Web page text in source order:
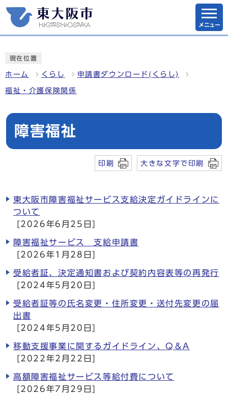
メニュー
現在位置
ホーム くらし 申請書ダウンロード(くらし)
福祉・介護保険関係
障害福祉
印刷 大きな文字で印刷
東大阪市障害福祉サービス支給決定ガイドラインに
ついて
[2026年6月25日]
障害福祉サービス 支給申請書
[2026年1月28日]
受給者証、決定通知書および契約内容表等の再発行
[2024年5月20日]
受給者証等の氏名変更・住所変更・送付先変更の届
出書
[2024年5月20日]
移動支援事業に関するガイドライン、Q＆A
[2022年2月22日]
高額障害福祉サービス等給付費について
[2026年7月29日]